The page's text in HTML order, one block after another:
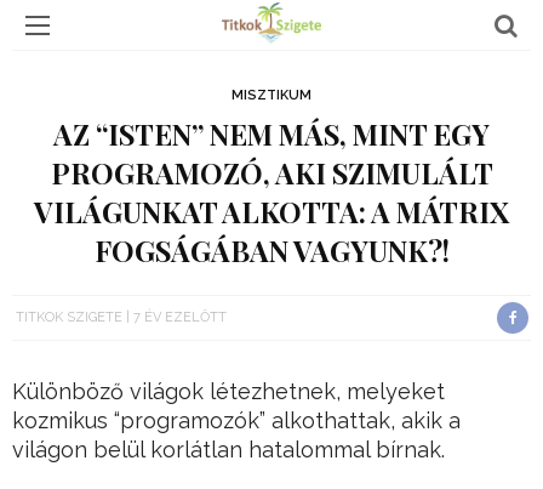
MISZTIKUM
AZ “ISTEN” NEM MÁS, MINT EGY
PROGRAMOZÓ, AKI SZIMULÁLT
VILÁGUNKAT ALKOTTA: A MÁTRIX
FOGSÁGÁBAN VAGYUNK?!
TITKOK SZIGETE 7 ÉV EZELŐTT
Különböző világok létezhetnek, melyeket
kozmikus “programozók” alkothattak, akik a
világon belül korlátlan hatalommal bírnak.